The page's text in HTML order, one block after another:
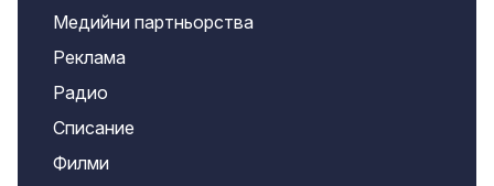
Медийни партньорства
Реклама
Радио
Списание
Филми